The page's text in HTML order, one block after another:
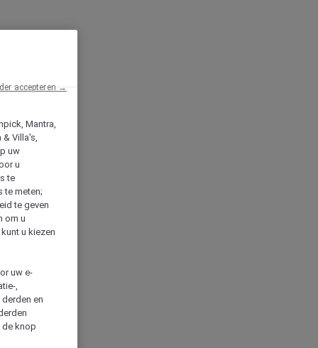
Mantra,
& Villa's,
uw
u
te
te meten;
te geven
om u
u kiezen
uw e-
,
en
de knop
accepteren →